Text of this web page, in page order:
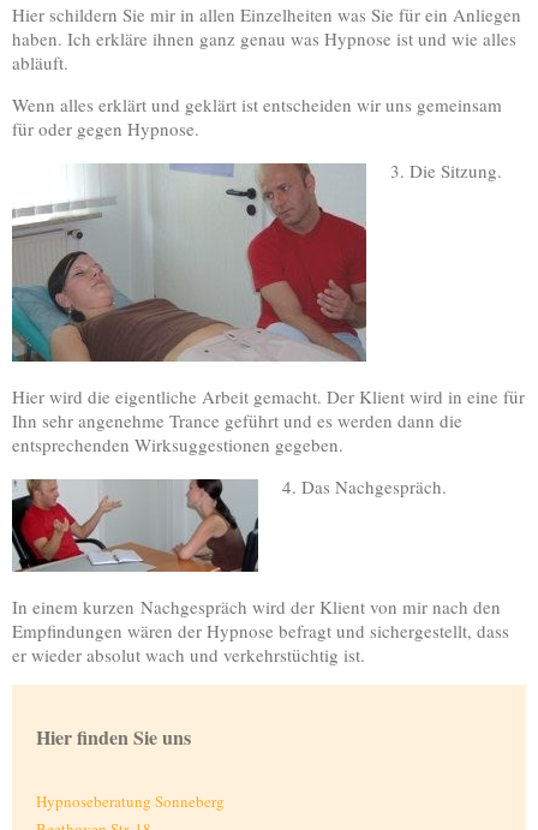
Hier schildern Sie mir in allen Einzelheiten was Sie für ein Anliegen
haben. Ich erkläre ihnen ganz genau was Hypnose ist und wie alles
abläuft.
Wenn alles erklärt und geklärt ist entscheiden wir uns gemeinsam
für oder gegen Hypnose.
3. Die Sitzung.
Hier wird die eigentliche Arbeit gemacht. Der Klient wird in eine für
Ihn sehr angenehme Trance geführt und es werden dann die
entsprechenden Wirksuggestionen gegeben.
4. Das Nachgespräch.
In einem kurzen Nachgespräch wird der Klient von mir nach den
Empfindungen wären der Hypnose befragt und sichergestellt, dass
er wieder absolut wach und verkehrstüchtig ist.
Hier finden Sie uns
Hypnoseberatung Sonneberg